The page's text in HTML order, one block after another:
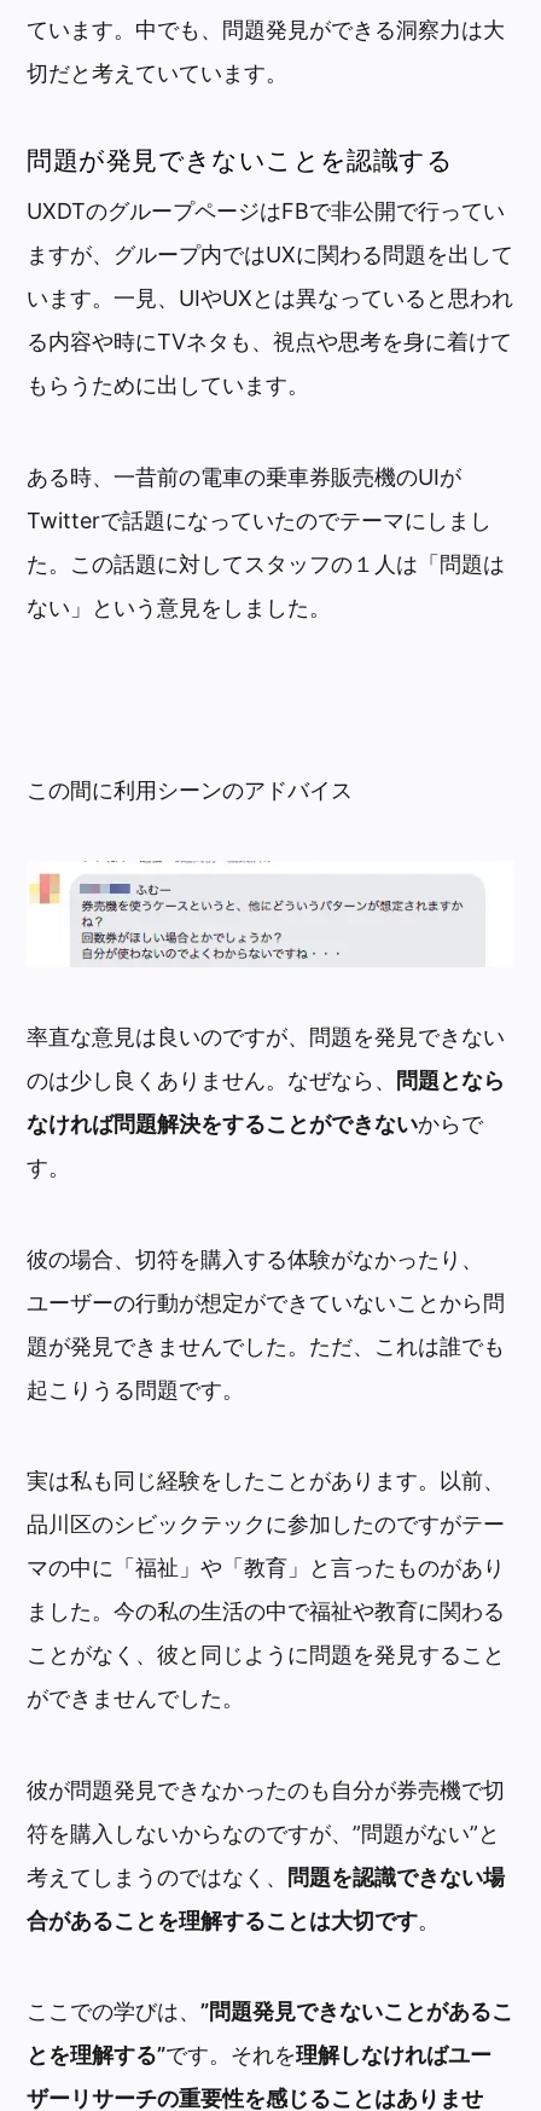
ています。中でも、問題発見ができる洞察力は大
切だと考えていています。
問題が発見できないことを認識する
UXDTのグループページはFBで非公開で行ってい
ますが、グループ内ではUXに関わる問題を出して
います。一見、UIやUXとは異なっていると思われ
る内容や時にTVネタも、視点や思考を身に着けて
もらうために出しています。
ある時、一昔前の電車の乗車券販売機のUIが
Twitterで話題になっていたのでテーマにしまし
た。この話題に対してスタッフの１人は「問題は
ない」という意見をしました。
この間に利用シーンのアドバイス
率直な意見は良いのですが、問題を発見できない
のは少し良くありません。なぜなら、
問題となら
なければ問題解決をすることができないからで
す。
彼の場合、切符を購入する体験がなかったり、
ユーザーの行動が想定ができていないことから問
題が発見できませんでした。ただ、これは誰でも
起こりうる問題です。
実は私も同じ経験をしたことがあります。以前、
品川区のシビックテックに参加したのですがテー
マの中に「福祉」や「教育」と言ったものがあり
ました。今の私の生活の中で福祉や教育に関わる
ことがなく、彼と同じように問題を発見すること
ができませんでした。
彼が問題発見できなかったのも自分が券売機で切
符を購入しないからなのですが、”問題がない”と
考えてしまうのではなく、
問題を認識できない場
合があることを理解することは大切です。
ここでの学びは、”問題発見できないことがあるこ
とを理解する”です。それを理解しなければユー
ザーリサーチの重要性を感じることはありませ